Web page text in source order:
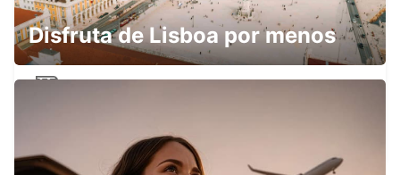
Disfruta de Lisboa por menos